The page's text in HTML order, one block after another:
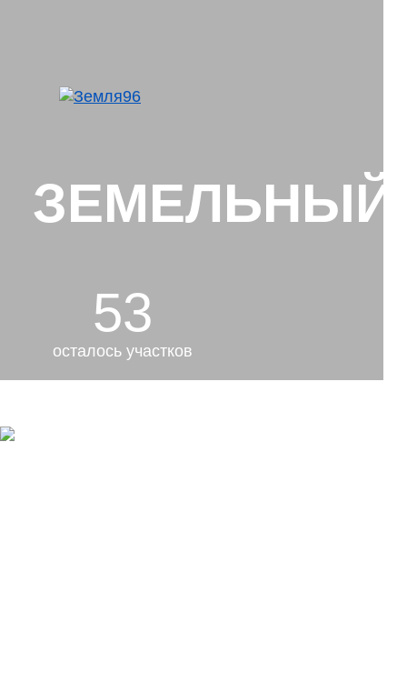
ЗЕМЕЛЬНЫЙ
53
осталось участков